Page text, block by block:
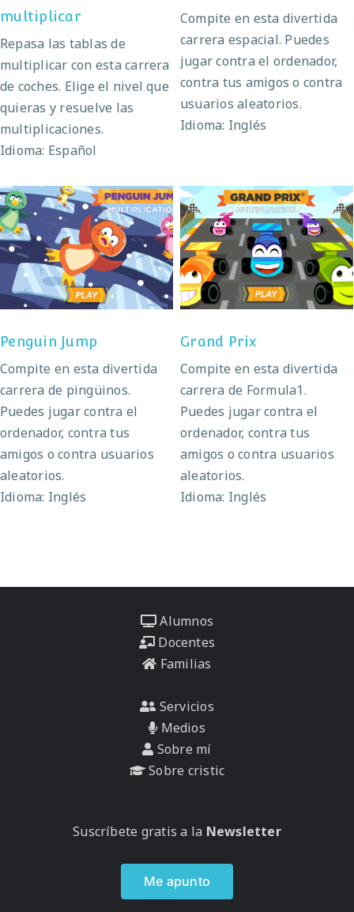
multiplicar
Repasa las tablas de
multiplicar con esta carrera
de coches. Elige el nivel que
quieras y resuelve las
multiplicaciones.
Idioma: Español
Compite en esta divertida
carrera espacial. Puedes
jugar contra el ordenador,
contra tus amigos o contra
usuarios aleatorios.
Idioma: Inglés
Penguin Jump
Penguin Jump
Compite en esta divertida
carrera de pingüinos.
Puedes jugar contra el
ordenador, contra tus
amigos o contra usuarios
aleatorios.
Idioma: Inglés
Grand Prix
Grand Prix
Compite en esta divertida
carrera de Formula1.
Puedes jugar contra el
ordenador, contra tus
amigos o contra usuarios
aleatorios.
Idioma: Inglés
Alumnos
Docentes
Familias
Servicios
Medios
Sobre mí
Sobre cristic
Suscríbete gratis a la Newsletter
Me apunto